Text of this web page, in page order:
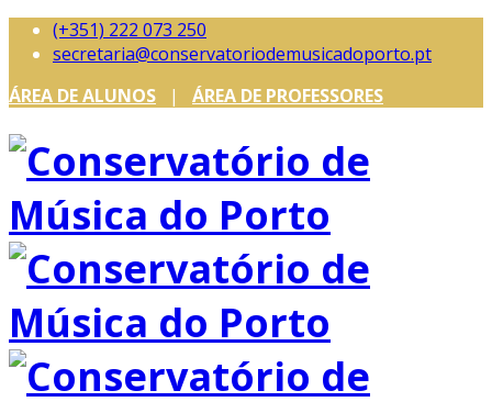
(+351) 222 073 250
secretaria@conservatoriodemusicadoporto.pt
ÁREA DE ALUNOS
| ÁREA DE PROFESSORES